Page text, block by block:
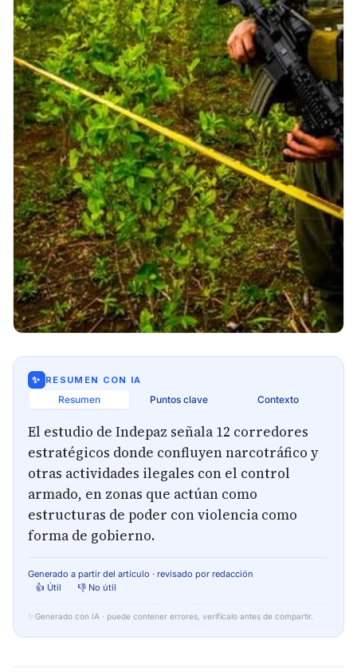
✨ RESUMEN CON IA
Resumen Puntos clave Contexto
El estudio de Indepaz señala 12 corredores
estratégicos donde confluyen narcotráfico y
otras actividades ilegales con el control
armado, en zonas que actúan como
estructuras de poder con violencia como
forma de gobierno.
Generado a partir del artículo · revisado por redacción
👍 Útil
👎 No útil
✨ Generado con IA · puede contener errores, verifícalo antes de compartir.